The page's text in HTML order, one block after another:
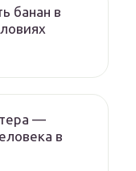
банан в
—
в